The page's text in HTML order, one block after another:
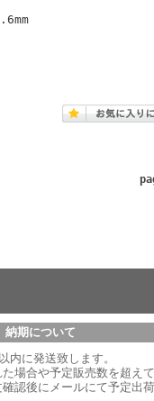
納期について
内に発送致します。
場合や予定販売数を超え
認後にメールにて予定出